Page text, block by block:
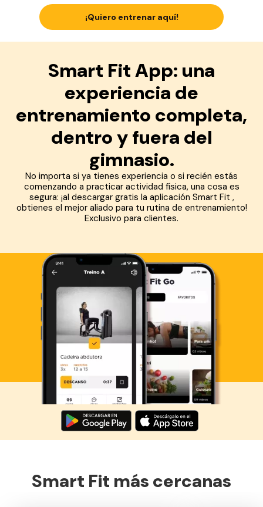
¡Quiero entrenar aquí!
Smart Fit App: una
experiencia de
entrenamiento completa,
dentro y fuera del
gimnasio.
No importa si ya tienes experiencia o si recién estás
comenzando a practicar actividad física, una cosa es
segura: ¡al descargar gratis la aplicación Smart Fit ,
obtienes el mejor aliado para tu rutina de entrenamiento!
Exclusivo para clientes.
Descarga ahora lo Smart Fit App
Smart Fit más cercanas